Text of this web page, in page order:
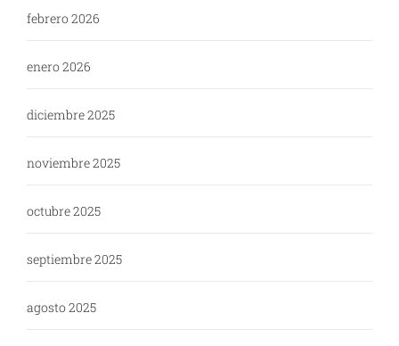
febrero 2026
enero 2026
diciembre 2025
noviembre 2025
octubre 2025
septiembre 2025
agosto 2025